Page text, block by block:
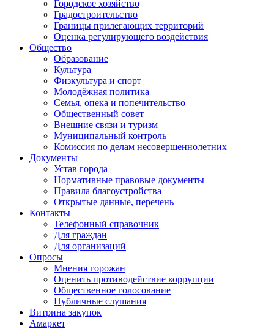
Городское хозяйство
Градостроительство
Границы прилегающих территорий
Оценка регулирующего воздействия
Общество
Образование
Культура
Физкультура и спорт
Молодёжная политика
Семья, опека и попечительство
Общественный совет
Внешние связи и туризм
Муниципальный контроль
Комиссия по делам несовершеннолетних
Документы
Устав города
Нормативные правовые документы
Правила благоустройства
Открытые данные, перечень
Контакты
Телефонный справочник
Для граждан
Для организаций
Опросы
Мнения горожан
Оценить противодействие коррупции
Общественное голосование
Публичные слушания
Витрина закупок
Амаркет